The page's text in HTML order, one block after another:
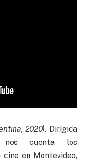
2020). Dirigida
nos cuenta los
en Montevideo,